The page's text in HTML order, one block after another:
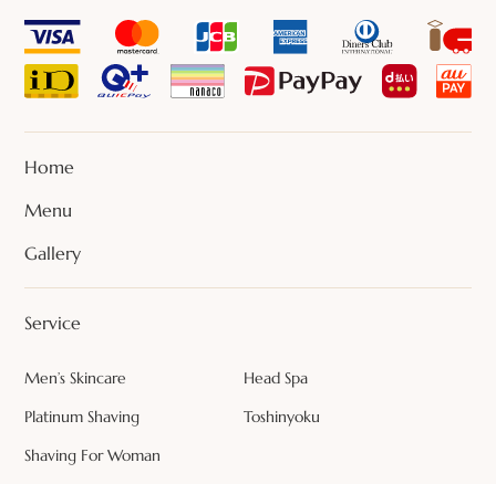
Home
Menu
Gallery
Service
Men’s Skincare
Head Spa
Platinum Shaving
Toshinyoku
Shaving For Woman